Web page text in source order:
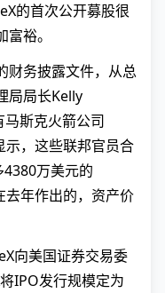
的首次公开募股很
裕。
财务披露文件，从总
局局长Kelly
斯克火箭公司
示，这些联邦官员合
万美元的
去年作出的，资产价
向美国证券交易委
IPO发行规模定为